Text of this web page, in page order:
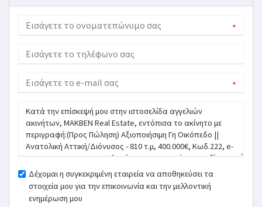
*
*
Δέχομαι η συγκεκριμένη εταιρεία να αποθηκεύσει τα
στοιχεία μου για την επικοινωνία και την μελλοντική
ενημέρωση μου